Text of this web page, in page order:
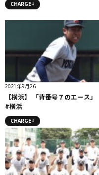
CHARGE+
2021年9月26
【横浜】 「背番号７のエース」
#横浜
CHARGE+